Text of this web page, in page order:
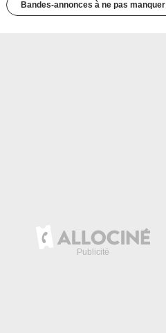
Bandes-annonces à ne pas manquer